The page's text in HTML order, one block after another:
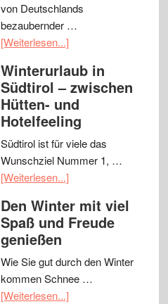
von Deutschlands
bezaubernder …
[Weiterlesen...]
Winterurlaub in
Südtirol – zwischen
Hütten- und
Hotelfeeling
Südtirol ist für viele das
Wunschziel Nummer 1, …
[Weiterlesen...]
Den Winter mit viel
Spaß und Freude
genießen
Wie Sie gut durch den Winter
kommen Schnee …
[Weiterlesen...]